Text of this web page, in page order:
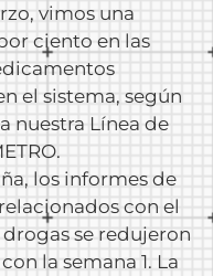
vimos una
ciento en las
el sistema, según
nuestra Línea de
los informes de
con el
se redujeron
la semana 1. La